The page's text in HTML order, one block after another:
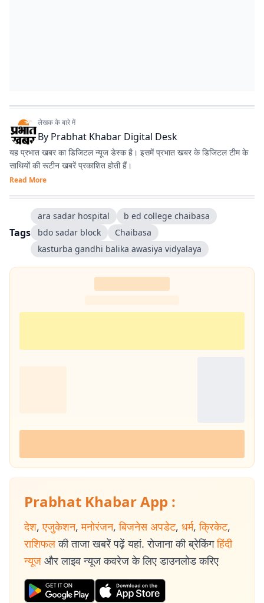
लेखक के बारे में
By Prabhat Khabar Digital Desk
यह प्रभात खबर का डिजिटल न्यूज डेस्क है। इसमें प्रभात खबर के डिजिटल टीम के
साथियों की रूटीन खबरें प्रकाशित होती हैं।
Read More
Tags
ara sadar hospital
b ed college chaibasa
bdo sadar block
Chaibasa
kasturba gandhi balika awasiya vidyalaya
Prabhat Khabar App :
देश, एजुकेशन, मनोरंजन, बिजनेस अपडेट, धर्म, क्रिकेट,
राशिफल की ताजा खबरें पढ़ें यहां. रोजाना की ब्रेकिंग हिंदी
न्यूज और लाइव न्यूज कवरेज के लिए डाउनलोड करिए